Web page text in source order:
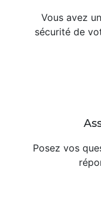
Vous avez
sécurité de
Posez vos